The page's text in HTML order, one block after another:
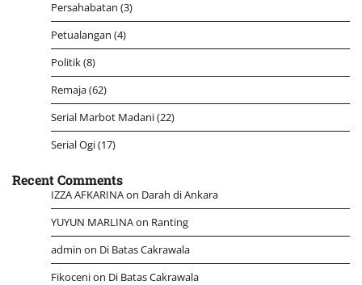
Persahabatan (3)
Petualangan (4)
Politik(8)
Remaja(62)
Serial Marbot Madani(22)
Serial Ogi(17)
Recent Comments
IZZA AFKARINAon Darah di Ankara
YUYUN MARLINAon Ranting
admin on Di Batas Cakrawala
Fikocenion Di Batas Cakrawala